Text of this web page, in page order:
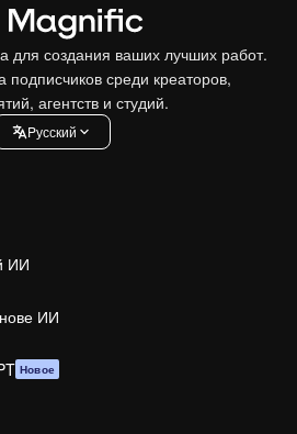
для создания ваших лучших работ.
среди креаторов,
агентств и студий.
Pусский
ИИ
ИИ
Новое